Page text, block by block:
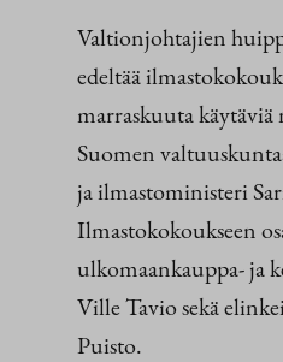
Valtionjohtajien
edeltää
marraskuuta
Suomen
ja ilmastoministeri
Ilmastokokoukseen
ulkomaankauppa- ja
Ville Tavio sekä
Puisto.